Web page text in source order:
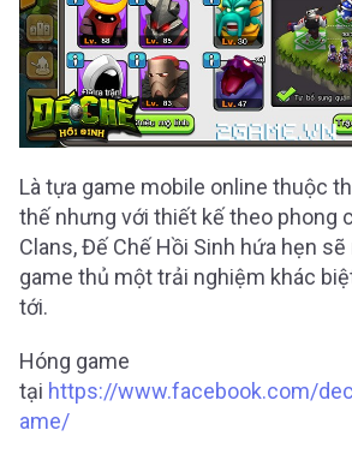
Là tựa game mobile online thuộc
thế nhưng với thiết kế theo phong
Clans, Đế Chế Hồi Sinh hứa hẹn
game thủ một trải nghiệm khác
tới.
Hóng game
tại https://www.facebook.com/
ame/